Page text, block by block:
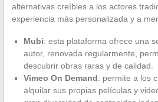
alternativas creíbles a los actores
experiencia más personalizada y a
Mubi: esta plataforma ofrece una
autor, renovada regularmente,
descubrir obras raras y de calidad.
Vimeo On Demand: permite a los
alquilar sus propias películas y